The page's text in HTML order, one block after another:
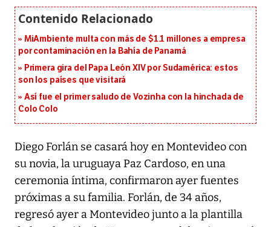
MiAmbiente multa con más de $1.1 millones a empresa
por contaminación en la Bahía de Panamá
Primera gira del Papa León XIV por Sudamérica: estos
son los países que visitará
Así fue el primer saludo de Vozinha con la hinchada de
Colo Colo
Diego Forlán se casará hoy en Montevideo con
su novia, la uruguaya Paz Cardoso, en una
ceremonia íntima, confirmaron ayer fuentes
próximas a su familia. Forlán, de 34 años,
regresó ayer a Montevideo junto a la plantilla